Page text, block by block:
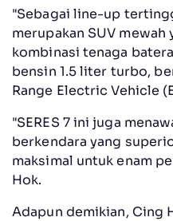
"Sebagai line-up
merupakan SUV
kombinasi tenaga
bensin 1.5 liter turbo,
Range Electric Vehicle
"SERES 7 ini juga
berkendara yang
maksimal untuk enam
Hok.
Adapun demikian, Cing